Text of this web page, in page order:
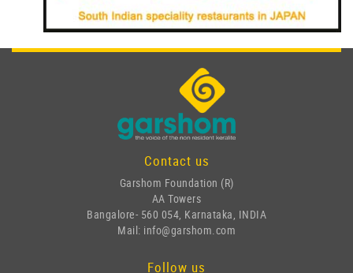
Contact us
Garshom Foundation (R)
AA Towers
Bangalore- 560 054, Karnataka, INDIA
Mail: info@garshom.com
Follow us